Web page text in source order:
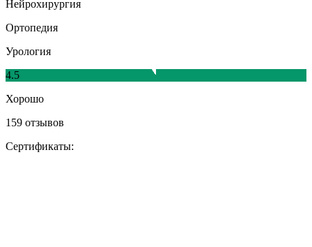
Нейрохирургия
Ортопедия
Урология
4.5
Хорошо
159 отзывов
Сертификаты: